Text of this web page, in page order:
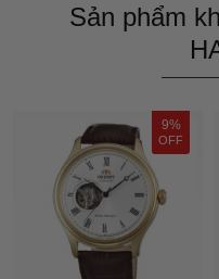
Sản phẩm
9%
OFF